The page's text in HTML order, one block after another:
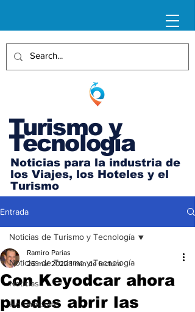
Turismo y
Tecnología
Noticias para la industria de
los Viajes, los Hoteles y el
Turismo
Entrada
Noticias de Turismo y Tecnología
Noticias
Herramientas
Noticias de Turismo y Tecnología
Con Keyodcar ahora
puedes abrir las
Ramiro Parias
25 mar 2022 1 min de lectura